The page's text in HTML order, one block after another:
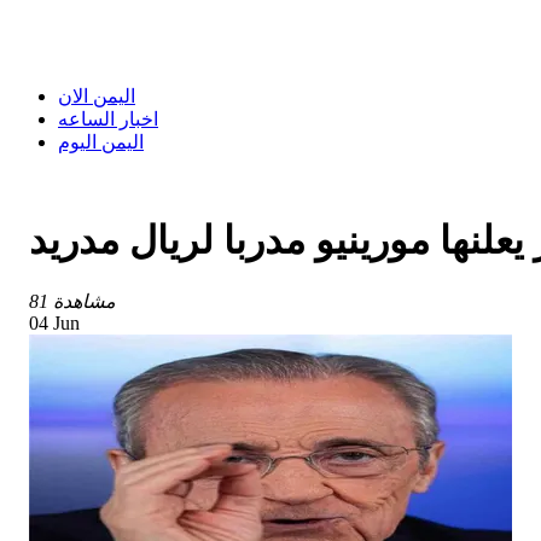
اليمن الان
اخبار الساعه
اليمن اليوم
مورينيو مدربا لريال مدريد
81 مشاهدة
04 Jun